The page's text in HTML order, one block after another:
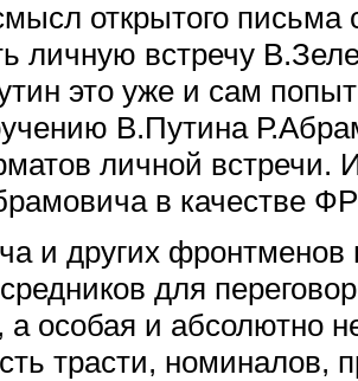
открытого письма
личную встречу
это уже и сам
В.Путина
личной встречи.
в качестве
и других фронтменов
для
а особая и абсолютно
трасти, номиналов,